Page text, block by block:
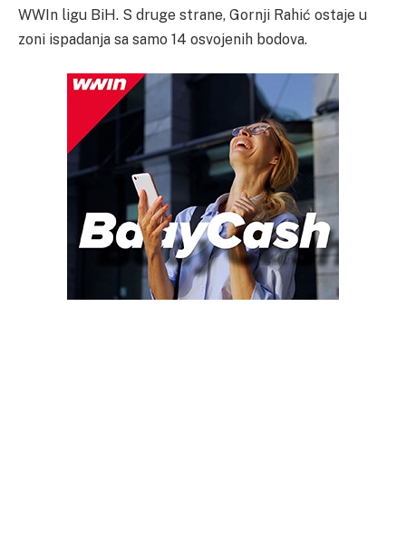
WWIn ligu BiH. S druge strane, Gornji Rahić ostaje u
zoni ispadanja sa samo 14 osvojenih bodova.